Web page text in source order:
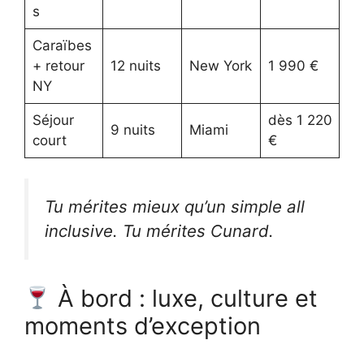
s
Caraïbes
+ retour
NY
12 nuits New York 1 990 €
Séjour
court
9 nuits Miami
dès 1 220
€
Tu mérites mieux qu’un simple all
inclusive. Tu mérites Cunard.
À bord : luxe, culture et
moments d’exception